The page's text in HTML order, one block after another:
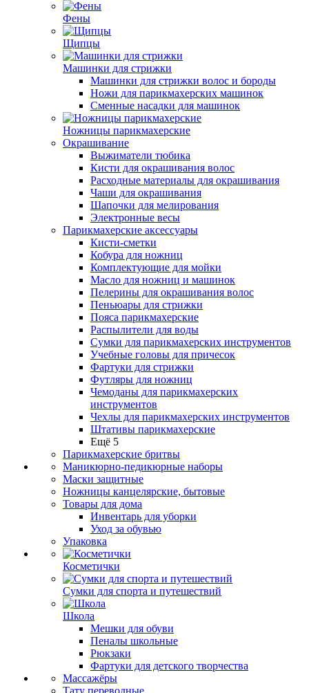
Фены
Щипцы
Машинки для стрижки
Машинки для стрижки волос и бороды
Ножи для парикмахерских машинок
Сменные насадки для машинок
Ножницы парикмахерские
Окрашивание
Выжиматели тюбика
Кисти для окрашивания волос
Расходные материалы для окрашивания
Чаши для окрашивания
Шапочки для мелирования
Электронные весы
Парикмахерские аксессуары
Кисти-сметки
Кобура для ножниц
Комплектующие для мойки
Масло для ножниц и машинок
Пелерины для окрашивания волос
Пеньюары для стрижки
Пояса парикмахерские
Распылители для воды
Сумки для парикмахерских инструментов
Учебные головы для причесок
Фартуки для стрижки
Футляры для ножниц
Чемоданы для парикмахерских
инструментов
Чехлы для парикмахерских инструментов
Штативы парикмахерские
Ещё 5
Парикмахерские бритвы
Маникюрно-педикюрные наборы
Маски защитные
Ножницы канцелярские, бытовые
Товары для дома
Инвентарь для уборки
Уход за обувью
Упаковка
Косметички
Сумки для спорта и путешествий
Школа
Мешки для обуви
Пеналы школьные
Рюкзаки
Фартуки для детского творчества
Массажёры
Тату переводные